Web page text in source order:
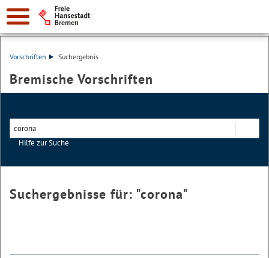
Vorschriften Suchergebnis
Bremische Vorschriften
Hilfe zur Suche
Suchergebnisse für: "corona"